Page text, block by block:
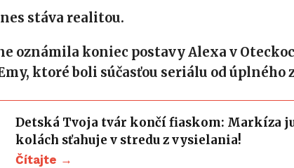
stáva realitou.
oznámila koniec postavy Alexa v
ktoré boli súčasťou seriálu od úplného
Detská Tvoja tvár končí fiaskom: Markíza
kolách sťahuje v stredu z vysielania!
Čítajte →